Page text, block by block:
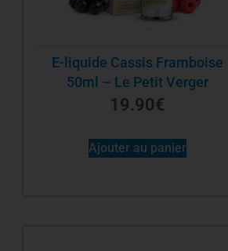
E-liquide Cassis Framboise
50ml – Le Petit Verger
19.90€
Ajouter au panier